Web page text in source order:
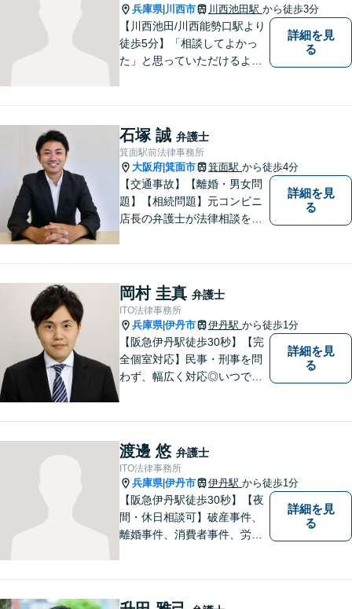
兵庫県| 川西市 川西池田駅 から徒歩3分
【川西池田/川西能勢口駅より
徒歩5分】「相談してよかっ
た」と思っていただけるよう
ことなく私にご相談くださ
い。
詳細を見
る
石塚 誠 弁護士
箕面駅前法律事務所
大阪府 箕面市 箕面駅 から徒歩4分
【交通事故】【離婚・男女問
題】【相続問題】元コンビニ
店長の弁護士が法律相談を承
詳細を見
る
岡村 圭真 弁護士
ITO法律事務所
兵庫県|伊丹市 伊丹駅 から徒歩1分
【阪急伊丹駅徒歩30秒】【完
全個室対応】民事・刑事を問
わず、幅広く対応◎いつでも
れず、尽力してまいります。
【メーカー法務経験あり】
詳細を見
る
渡邊 悠 弁護士
ITO法律事務所
兵庫県|伊丹市 伊丹駅 から徒歩1分
【阪急伊丹駅徒歩30秒】【夜
間・休日相談可】破産事件、
離婚事件、消費者事件、労働
してまいります。まずは一度
詳細を見
る